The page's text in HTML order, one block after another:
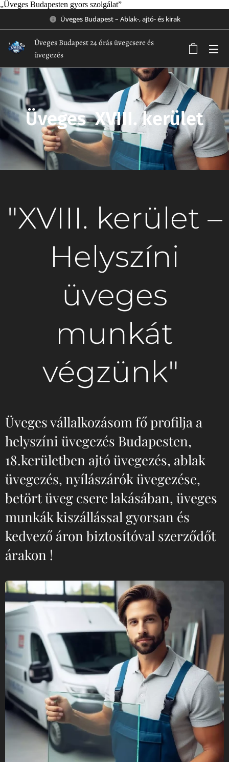
„Üveges Budapesten gyors szolgálat”
Üveges Budapest – Ablak-, ajtó- és kirak
Üveges Budapest 24 órás üvegcsere és
üvegezés
Üveges XVIII. kerület
"XVIII. kerület –
Helyszíni
üveges
munkát
végzünk"
Üveges vállalkozásom fő profilja a
helyszíni üvegezés Budapesten,
18.kerületben ajtó üvegezés, ablak
üvegezés, nyílászárók üvegezése,
betört üveg csere lakásában, üveges
munkák kiszállással gyorsan és
kedvező áron biztosítóval szerződőt
árakon !